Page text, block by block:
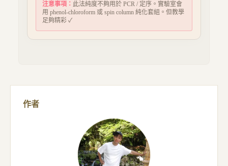
注意事項： 此法純度不夠用於 PCR / 定序。實驗室會
用 phenol-chloroform 或 spin column 純化套組。但教學
足夠精彩 ✓
作者